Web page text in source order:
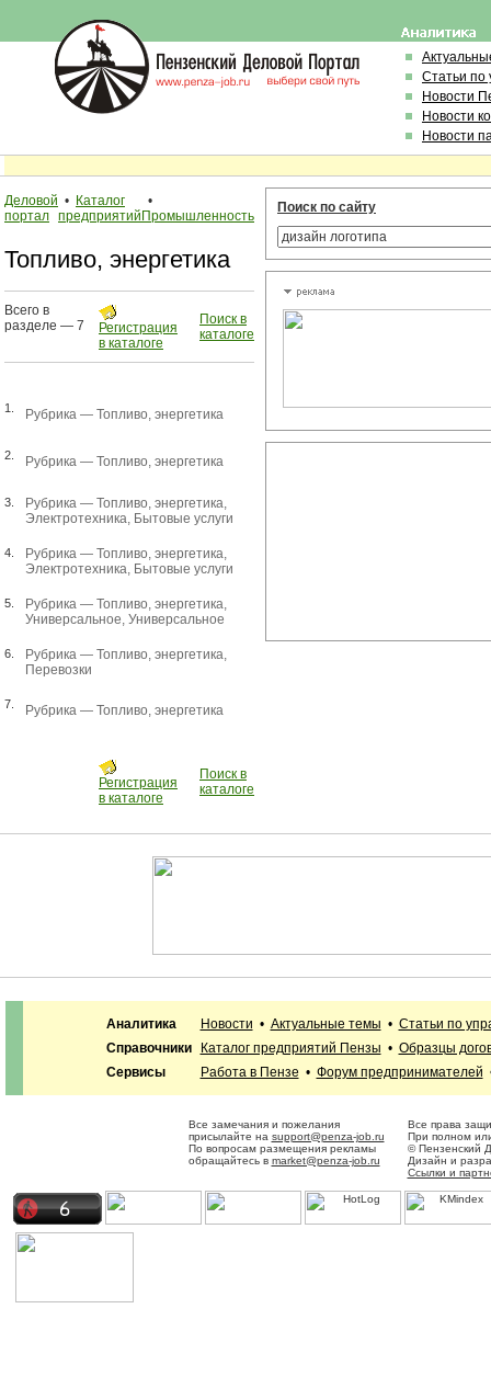
Статьи по
Новости
Новости
Новости
Деловой
портал
• Каталог
предприятий
•
Промышленность
Топливо, энергетика
Всего в
разделе — 7
Регистрация
в каталоге
Поиск в
каталоге
1. Рубрика — Топливо, энергетика
2. Рубрика — Топливо, энергетика
3. Рубрика — Топливо, энергетика,
Электротехника, Бытовые услуги
4. Рубрика — Топливо, энергетика,
Электротехника, Бытовые услуги
5. Рубрика — Топливо, энергетика,
Универсальное, Универсальное
6. Рубрика — Топливо, энергетика,
Перевозки
7. Рубрика — Топливо, энергетика
Регистрация
в каталоге
Поиск в
каталоге
Поиск по сайту
Аналитика Новости • Актуальные темы • Статьи по
Справочники
Каталог предприятий Пензы • Образцы
Сервисы
Работа в Пензе • Форум предпринимателей
Все замечания и пожелания
присылайте на support@penza-job.ru
По вопросам размещения рекламы
обращайтесь в market@penza-job.ru
Все права
При полном
© Пензенский
Дизайн и
Ссылки и